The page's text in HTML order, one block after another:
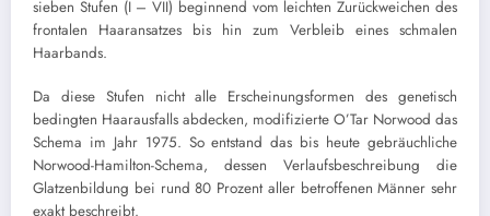
sieben Stufen (I – VII) beginnend vom leichten Zurückweichen des
frontalen Haaransatzes bis hin zum Verbleib eines schmalen
Haarbands.
Da diese Stufen nicht alle Erscheinungsformen des genetisch
bedingten Haarausfalls abdecken, modifizierte O’Tar Norwood das
Schema im Jahr 1975. So entstand das bis heute gebräuchliche
Norwood-Hamilton-Schema, dessen Verlaufsbeschreibung die
Glatzenbildung bei rund 80 Prozent aller betroffenen Männer sehr
exakt beschreibt.